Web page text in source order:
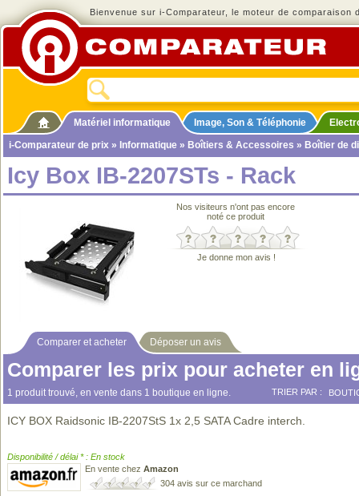
Bienvenue sur i-Comparateur, le moteur de comparaison
Matériel informatique Image, Son & Téléphonie
i-Comparateur de prix » Informatique » Boîtiers & Accessoires » Boîtier de
Icy Box IB-2207STs - Rack
Nos visiteurs n'ont pas encore
noté ce produit
Je donne mon avis !
Comparer et acheter Déposer un avis
Comparer les prix pour acheter en
1 produit trouvé, en vente dans 1 boutique en ligne. TRIER PAR :
ICY BOX Raidsonic IB-2207StS 1x 2,5 SATA Cadre interch.
Disponibilité / délai * : En stock
En vente chez Amazon
304 avis sur ce marchand